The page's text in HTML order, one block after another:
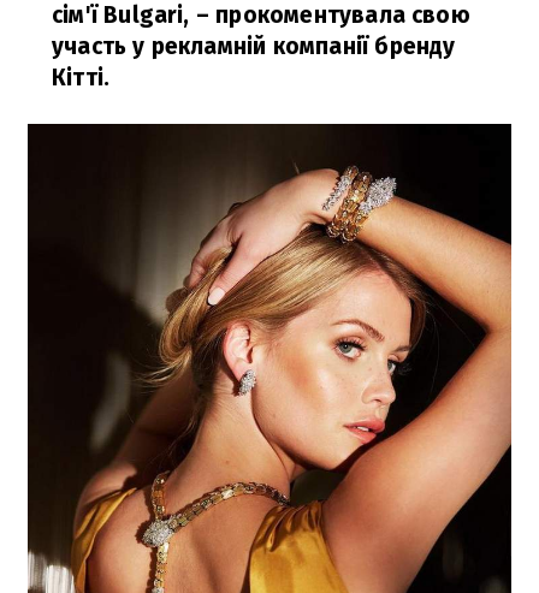
сім'ї Bulgari, – прокоментувала свою
участь у рекламній компанії бренду
Кітті.